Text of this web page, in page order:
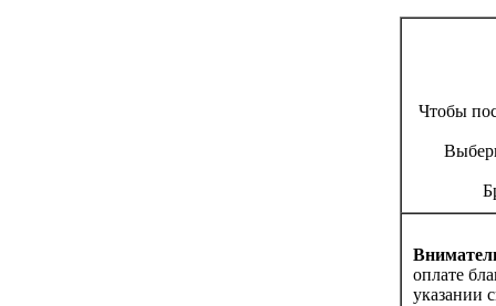
Чтобы
оплате
указании